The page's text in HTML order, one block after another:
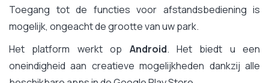
Toegang tot de functies voor afstandsbediening is
mogelijk, ongeacht de grootte van uw park.
Het platform werkt op Android. Het biedt u een
oneindigheid aan creatieve mogelijkheden dankzij alle